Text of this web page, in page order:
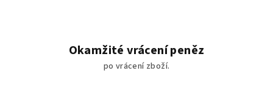
Okamžité vrácení peněz
po vrácení zboží.